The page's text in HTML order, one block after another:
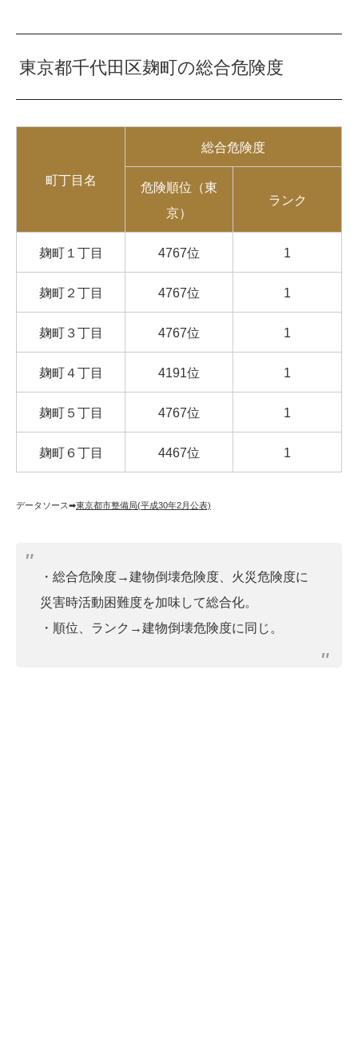
東京都千代田区麹町の総合危険度
町丁目名
総合危険度
危険順位（東
京）
ランク
麹町１丁目 4767位 1
麹町２丁目 4767位 1
麹町３丁目 4767位 1
麹町４丁目 4191位 1
麹町５丁目 4767位 1
麹町６丁目 4467位 1
データソース➡︎東京都市整備局(平成30年2月公表)
・総合危険度→建物倒壊危険度、火災危険度に
災害時活動困難度を加味して総合化。
・順位、ランク→建物倒壊危険度に同じ。